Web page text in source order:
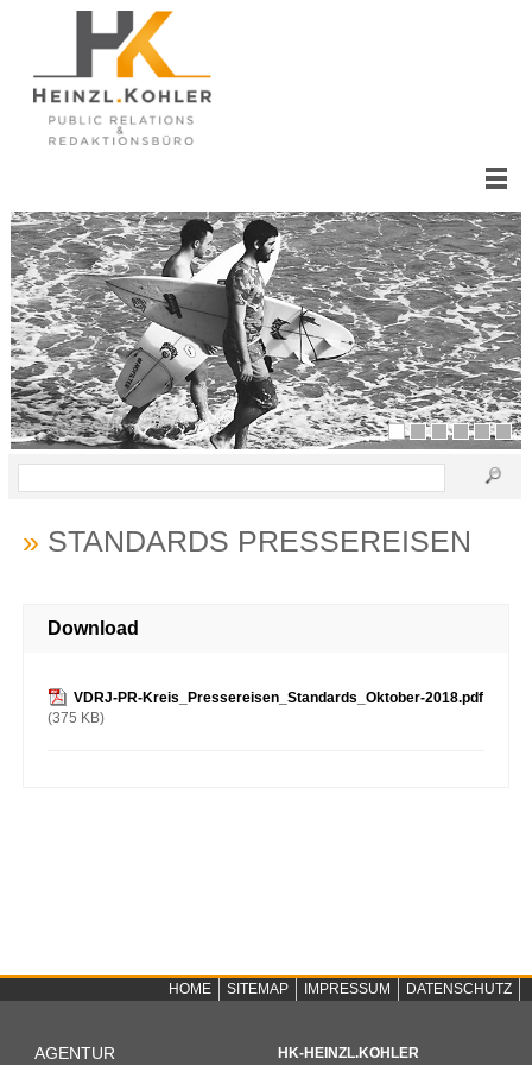
» STANDARDS PRESSEREISEN
Download
VDRJ-PR-Kreis_Pressereisen_Standards_Oktober-2018.pdf
(375 KB)
HOME SITEMAP IMPRESSUM DATENSCHUTZ
AGENTUR HK-HEINZL.KOHLER